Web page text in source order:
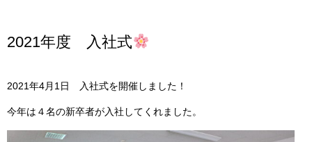
2021年度 入社式
2021年4月1日 入社式を開催しました！
今年は４名の新卒者が入社してくれました。